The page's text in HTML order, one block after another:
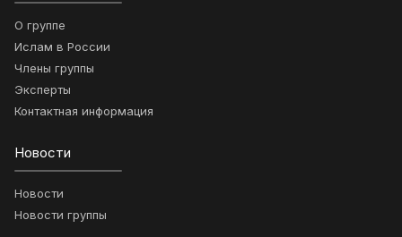
О группе
Ислам в России
Члены группы
Эксперты
Контактная информация
Новости
Новости
Новости группы